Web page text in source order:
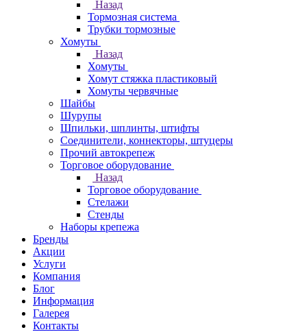
Назад
Тормозная система
Трубки тормозные
Хомуты
Назад
Хомуты
Хомут стяжка пластиковый
Хомуты червячные
Шайбы
Шурупы
Шпильки, шплинты, штифты
Соединители, коннекторы, штуцеры
Прочий автокрепеж
Торговое оборудование
Назад
Торговое оборудование
Стелажи
Стенды
Наборы крепежа
Бренды
Акции
Услуги
Компания
Блог
Информация
Галерея
Контакты